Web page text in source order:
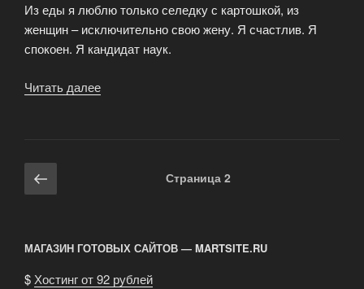
Из еды я люблю только селедку с картошкой, из
женщин – исключительно свою жену. Я счастлив. Я
спокоен. Я кандидат наук.
Читать далее
Навигация
по
Предыдущая
страница
Страница 2
МАГАЗИН ГОТОВЫХ САЙТОВ — MARTSITE.RU
$Хостинг от 92 рублей